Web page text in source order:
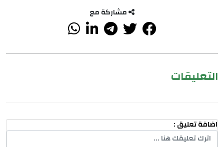
مشاركة مع
التعليقات
اضافة تعليق :